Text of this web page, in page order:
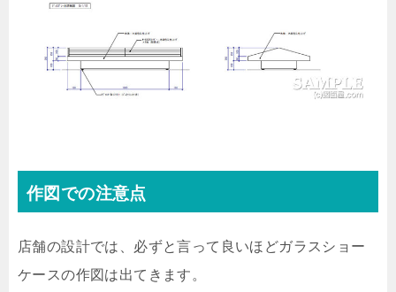
作図での注意点
店舗の設計では、必ずと言って良いほどガラスショー
ケースの作図は出てきます。